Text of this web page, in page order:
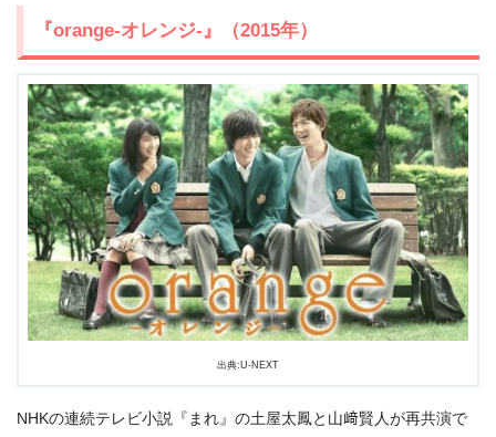
出典:U-NEXT
『orange-オレンジ-』（2015年）
出典:U-NEXT
NHKの連続テレビ小説『まれ』の土屋太鳳と山﨑賢人が再共演で